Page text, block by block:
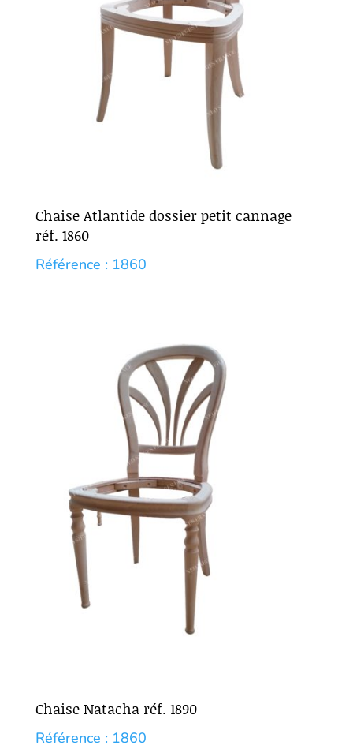
Chaise Atlantide dossier petit cannage
réf. 1860
Référence : 1860
Chaise Natacha réf. 1890
Référence : 1860